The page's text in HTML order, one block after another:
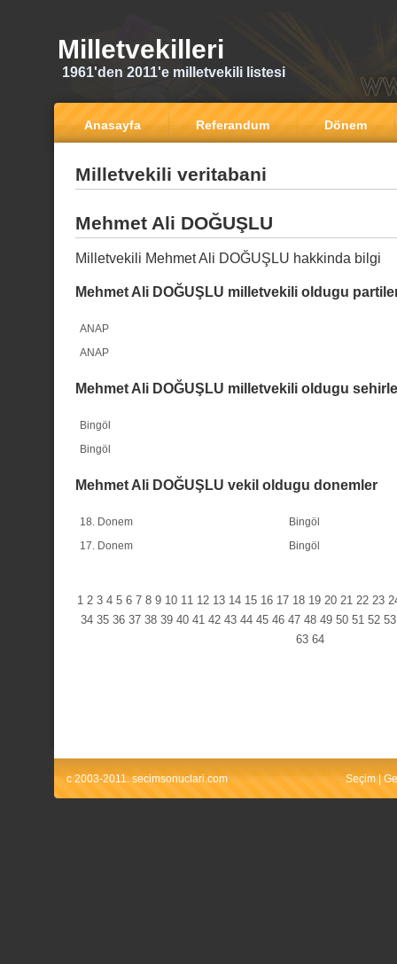
Milletvekilleri
1961'den 2011'e milletvekili listesi
Anasayfa Referandum Dönem
Milletvekili veritabani
Mehmet Ali DOĞUŞLU
Milletvekili Mehmet Ali DOĞUŞLU hakkinda bilgi
Mehmet Ali DOĞUŞLU milletvekili oldugu
ANAP
ANAP
Mehmet Ali DOĞUŞLU milletvekili oldugu
Bingöl
Bingöl
Mehmet Ali DOĞUŞLU vekil oldugu donemler
18. Donem
Bingöl
17. Donem
Bingöl
1 2 3 4 5 6 7 8 9 10 11 12 13 14 15 16 17 18 19 20 21 22 23
34 35 36 37 38 39 40 41 42 43 44 45 46 47 48 49 50 51 52 53
63 64
c 2003-2011. secimsonuclari.com Seçim